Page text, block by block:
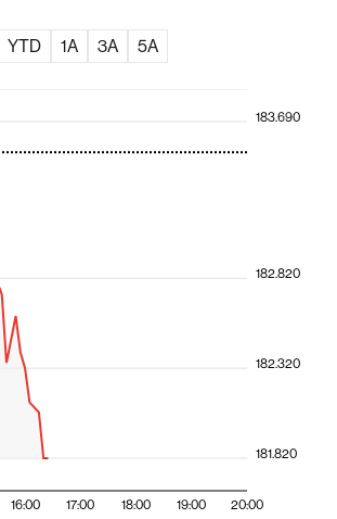
YTD 1A 3A 5A
16:00 17:00 18:00 19:00 20:00
181.820
182.320
182.820
183.690